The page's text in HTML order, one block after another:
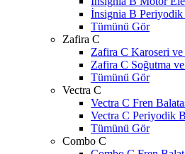
İnsignia B Periyodik
Tümünü Gör
Zafira C
Zafira C Karoseri
Zafira C Soğutma
Tümünü Gör
Vectra C
Vectra C Fren
Vectra C Periyodik
Tümünü Gör
Combo C